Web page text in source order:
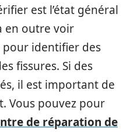
est l’état général
en outre voir
pour identifier des
fissures. Si des
il est important de
Vous pouvez pour
de réparation de